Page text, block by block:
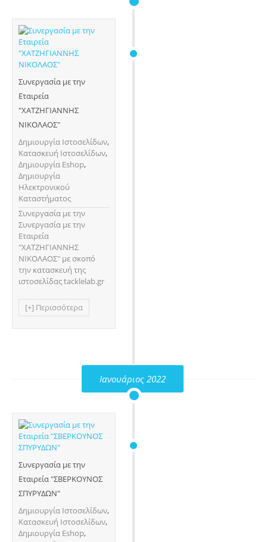
Συνεργασία με την
Εταιρεία
"ΧΑΤΖΗΓΙΑΝΝΗΣ
ΝΙΚΟΛΑΟΣ"
Δημιουργία Ιστοσελίδων,
Κατασκευή Ιστοσελίδων,
Δημιουργία Eshop,
Δημιουργία
Ηλεκτρονικού
Καταστήματος
Συνεργασία με την
Συνεργασία με την
Εταιρεία
"ΧΑΤΖΗΓΙΑΝΝΗΣ
ΝΙΚΟΛΑΟΣ" με σκοπό
την κατασκευή της
ιστοσελίδας tacklelab.gr
[+] Περισσότερα
Ιανουάριος 2022
Συνεργασία με την
Εταιρεία "ΣΒΕΡΚΟΥΝΟΣ
ΣΠΥΡΥΔΩΝ"
Δημιουργία Ιστοσελίδων,
Κατασκευή Ιστοσελίδων,
Δημιουργία Eshop,